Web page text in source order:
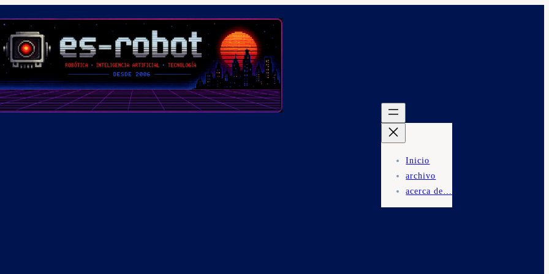
Inicio
archivo
acerca de…